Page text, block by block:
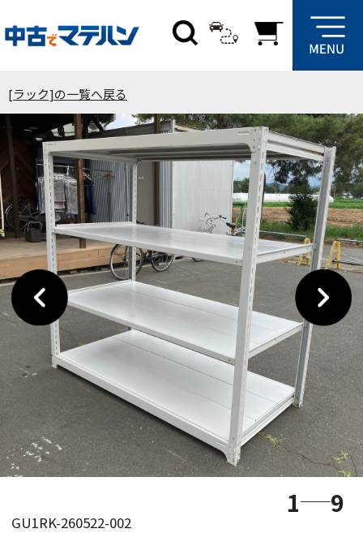
[ラック]の一覧へ戻る
1 9
GU1RK-260522-002